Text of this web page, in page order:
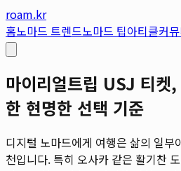
roam.kr
홈노마드 트렌드노마드 팁아티클커
마이리얼트립 USJ 티켓
한 현명한 선택 기준
디지털 노마드에게 여행은 삶의 일부
천입니다. 특히 오사카 같은 활기찬